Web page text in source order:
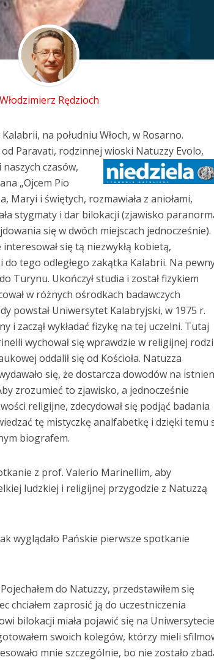
Włodzimierz Rędzioch
na południu Włoch, w Rosarno.
Paravati, rodzinnej wioski Natuzzy Evolo,
czasów,
„Ojcem Pio
Maryi i świętych, rozmawiała z aniołami,
stygmaty i dar bilokacji (zjawisko
się w dwóch miejscach jednocześnie).
się tą niezwykłą kobietą,
do tego odległego zakątka Kalabrii. Na
Turynu. Ukończył studia i został fizykiem
w różnych ośrodkach badawczych
powstał Uniwersytet Kalabryjski, w 1975 r.
i zaczął wykładać fizykę na tej uczelni. Tutaj
wychował się wprawdzie w religijnej
oddalił się od Kościoła. Natuzza
się, że dostarcza dowodów na
zrozumieć to zjawisko, a jednocześnie
religijne, zdecydował się podjąć badania
tę mistyczkę analfabetkę i dzięki temu
biografem.
z prof. Valerio Marinellim, aby
ludzkiej i religijnej przygodzie z Natuzzą
wyglądało Pańskie pierwsze spotkanie
do Natuzzy, przedstawiłem się
chciałem zaprosić ją do uczestniczenia
bilokacji miała pojawić się na Uniwersytecie
swoich kolegów, którzy mieli
mnie szczególnie, bo nie zostało